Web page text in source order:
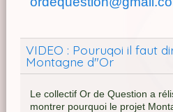
VIDEO : Pouruqoi il faut
Montagne d"Or
Le collectif Or de Question a
montrer pourquoi le projet